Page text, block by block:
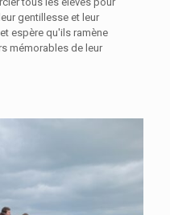
gentillesse et leur
espère qu'ils ramène
mémorables de leur